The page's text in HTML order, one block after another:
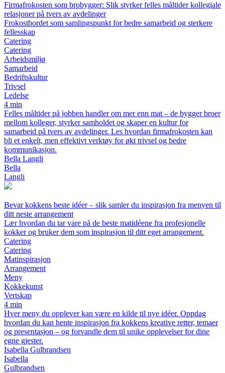
Firmafrokosten som brobygger: Slik styrker felles måltider kollegiale
relasjoner på tvers av avdelinger
Frokostbordet som samlingspunkt for bedre samarbeid og sterkere
fellesskap
Catering
Catering
Arbeidsmiljø
Samarbeid
Bedriftskultur
Trivsel
Ledelse
4 min
Felles måltider på jobben handler om mer enn mat – de bygger broer
mellom kolleger, styrker samholdet og skaper en kultur for
samarbeid på tvers av avdelinger. Les hvordan firmafrokosten kan
bli et enkelt, men effektivt verktøy for økt trivsel og bedre
kommunikasjon.
Bella Langli
Bella
Langli
Bevar kokkens beste idéer – slik samler du inspirasjon fra menyen til
ditt neste arrangement
Lær hvordan du tar vare på de beste matidéene fra profesjonelle
kokker og bruker dem som inspirasjon til ditt eget arrangement.
Catering
Catering
Matinspirasjon
Arrangement
Meny
Kokkekunst
Vertskap
4 min
Hver meny du opplever kan være en kilde til nye idéer. Oppdag
hvordan du kan hente inspirasjon fra kokkens kreative retter, temaer
og presentasjon – og forvandle dem til unike opplevelser for dine
egne gjester.
Isabella Gulbrandsen
Isabella
Gulbrandsen